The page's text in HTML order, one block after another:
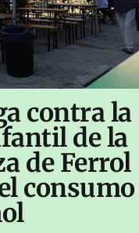
contra la
de la
de Ferrol
consumo